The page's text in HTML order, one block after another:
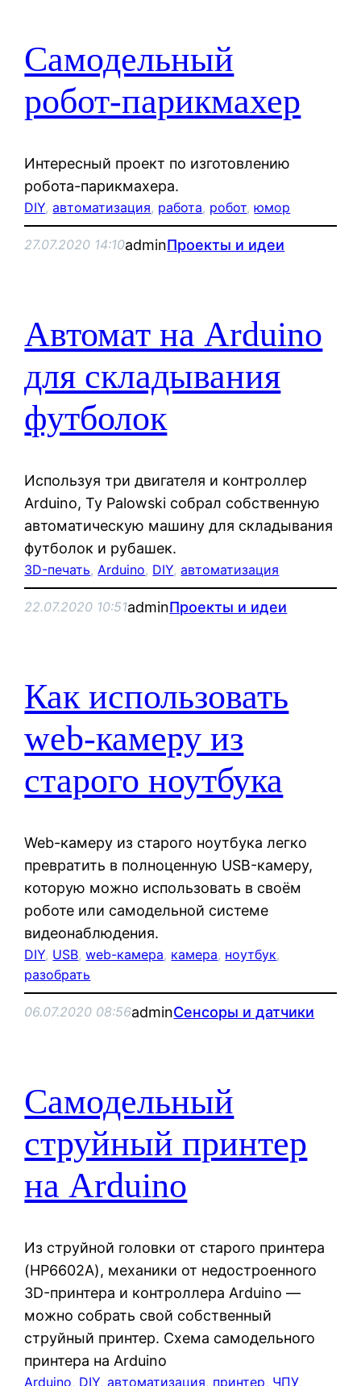
Самодельный
робот-парикмахер
Интересный проект по изготовлению
робота-парикмахера.
DIY, автоматизация, работа, робот, юмор
27.07.2020 14:10adminПроекты и идеи
Автомат на Arduino
для складывания
футболок
Используя три двигателя и контроллер
Arduino, Ty Palowski собрал собственную
автоматическую машину для складывания
футболок и рубашек.
3D-печать, Arduino, DIY, автоматизация
22.07.2020 10:51adminПроекты и идеи
Как использовать
web-камеру из
старого ноутбука
Web-камеру из старого ноутбука легко
превратить в полноценную USB-камеру,
которую можно использовать в своём
роботе или самодельной системе
видеонаблюдения.
DIY, USB, web-камера, камера, ноутбук
разобрать
06.07.2020 08:56adminСенсоры и датчики
Самодельный
струйный принтер
на Arduino
Из струйной головки от старого принтера
(HP6602A), механики от недостроенного
3D-принтера и контроллера Arduino —
можно собрать свой собственный
струйный принтер. Схема самодельного
принтера на Arduino
Arduino, DIY, автоматизация, принтер, ЧПУ